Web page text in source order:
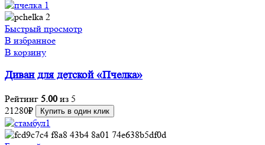
Быстрый просмотр
В избранное
В корзину
Диван для детской «Пчелка»
Рейтинг 5.00 из 5
21280₽ Купить в один клик